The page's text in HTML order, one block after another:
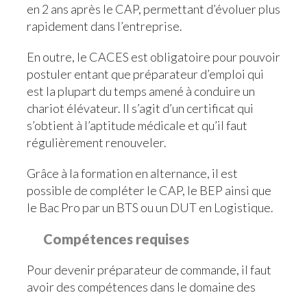
en 2 ans après le CAP, permettant d’évoluer plus
rapidement dans l’entreprise.
En outre, le CACES est obligatoire pour pouvoir
postuler entant que préparateur d’emploi qui
est la plupart du temps amené à conduire un
chariot élévateur. Il s’agit d’un certificat qui
s’obtient à l’aptitude médicale et qu’il faut
régulièrement renouveler.
Grâce à la formation en alternance, il est
possible de compléter le CAP, le BEP ainsi que
le Bac Pro par un BTS ou un DUT en Logistique.
Compétences requises
Pour devenir préparateur de commande, il faut
avoir des compétences dans le domaine des